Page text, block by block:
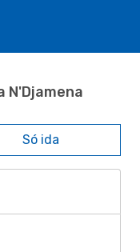
N'Djamena
Só ida